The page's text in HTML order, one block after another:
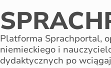
Platforma Sprachportal,
niemieckiego i
dydaktycznych po